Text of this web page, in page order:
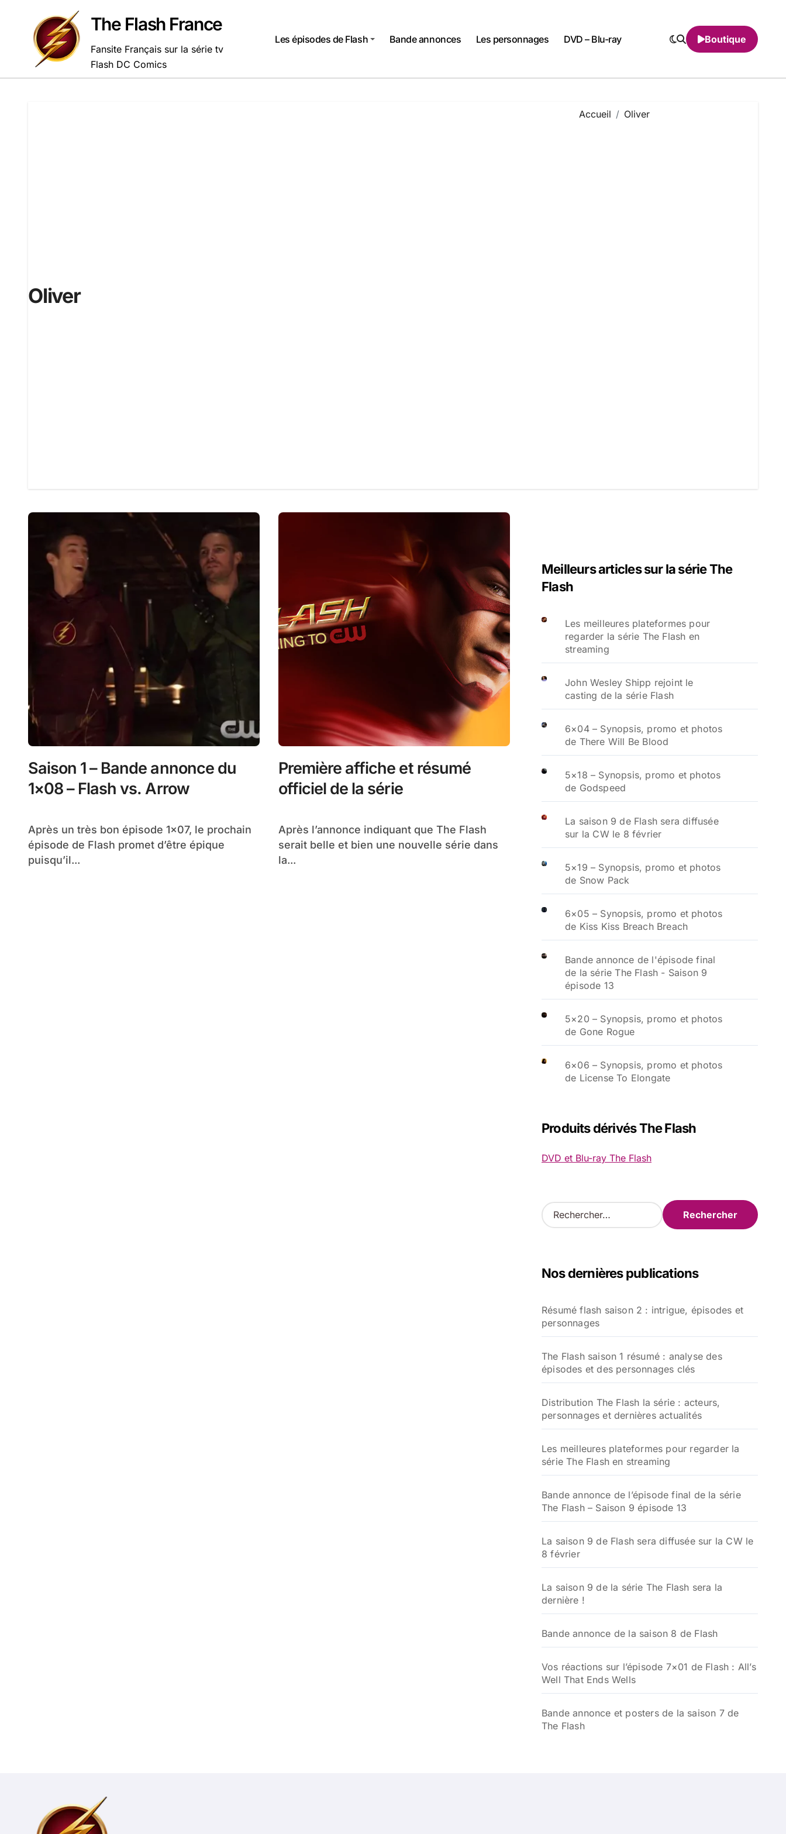
contenu
The Flash France
Fansite Français sur la série tv
Flash DC Comics
Les épisodes de Flash Bande annonces Les personnages DVD – Blu-ray Boutique
Oliver
Accueil Oliver
Saison 1 – Bande annonce du
1×08 – Flash vs. Arrow
Après un très bon épisode 1×07, le prochain
épisode de Flash promet d’être épique
puisqu’il...
Première affiche et résumé
officiel de la série
Après l’annonce indiquant que The Flash
serait belle et bien une nouvelle série dans
la...
Meilleurs articles sur la série The
Flash
Les meilleures plateformes pour
regarder la série The Flash en
streaming
John Wesley Shipp rejoint le
casting de la série Flash
6×04 – Synopsis, promo et photos
de There Will Be Blood
5×18 – Synopsis, promo et photos
de Godspeed
La saison 9 de Flash sera diffusée
sur la CW le 8 février
5×19 – Synopsis, promo et photos
de Snow Pack
6×05 – Synopsis, promo et photos
de Kiss Kiss Breach Breach
Bande annonce de l'épisode final
de la série The Flash - Saison 9
épisode 13
5×20 – Synopsis, promo et photos
de Gone Rogue
6×06 – Synopsis, promo et photos
de License To Elongate
Produits dérivés The Flash
DVD et Blu-ray The Flash
R
e
r
e
r
Nos dernières publications
Résumé flash saison 2 : intrigue, épisodes et
personnages
The Flash saison 1 résumé : analyse des
épisodes et des personnages clés
Distribution The Flash la série : acteurs,
personnages et dernières actualités
Les meilleures plateformes pour regarder la
série The Flash en streaming
Bande annonce de l’épisode final de la série
The Flash – Saison 9 épisode 13
La saison 9 de Flash sera diffusée sur la CW le
8 février
La saison 9 de la série The Flash sera la
dernière !
Bande annonce de la saison 8 de Flash
Vos réactions sur l’épisode 7×01 de Flash : All’s
Well That Ends Wells
Bande annonce et posters de la saison 7 de
The Flash